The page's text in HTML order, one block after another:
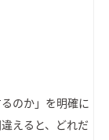
のか」を明確に
えると、どれだ